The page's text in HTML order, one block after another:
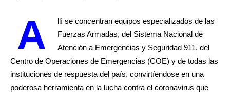
A
llí se concentran equipos especializados de las
Fuerzas Armadas, del Sistema Nacional de
Atención a Emergencias y Seguridad 911, del
Centro de Operaciones de Emergencias (COE) y de todas las
instituciones de respuesta del país, convirtíendose en una
poderosa herramienta en la lucha contra el coronavirus que